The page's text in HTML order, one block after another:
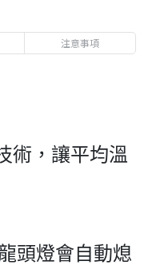
注意事項
術，讓平均溫
頭燈會自動熄